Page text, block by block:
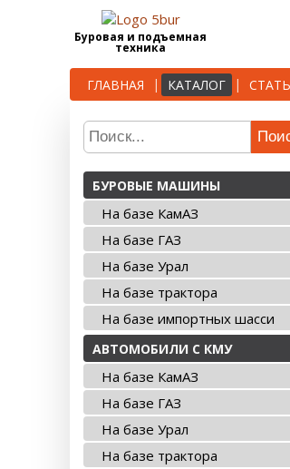
Буровая и подъемная
техника
ГЛАВНАЯ КАТАЛОГ
БУРОВЫЕ МАШИНЫ
На базе КамАЗ
На базе ГАЗ
На базе Урал
На базе трактора
На базе импортных шасси
АВТОМОБИЛИ С КМУ
На базе КамАЗ
На базе ГАЗ
На базе Урал
На базе трактора